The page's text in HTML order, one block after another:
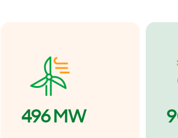
496 MW